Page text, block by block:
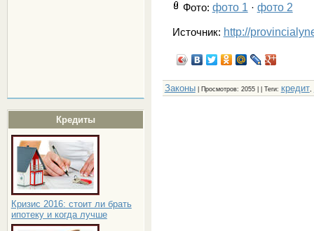
Кредиты
Кризис 2016: стоит ли брать
ипотеку и когда лучше
Фото: фото 1 · фото 2
Источник: http://
Законы Просмотров: 2055 | | Теги: кредит,